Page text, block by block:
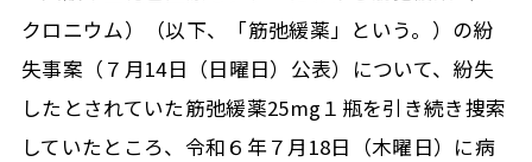
クロニウム）（以下、「筋弛緩薬」という。）の紛
失事案（７月14日（日曜日）公表）について、紛失
したとされていた筋弛緩薬25mg１瓶を引き続き捜索
していたところ、令和６年７月18日（木曜日）に病